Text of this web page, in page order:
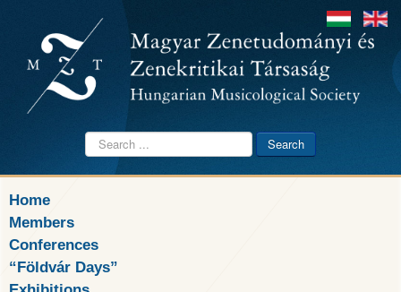
Search
...
Search
Home
Members
Conferences
“Földvár Days”